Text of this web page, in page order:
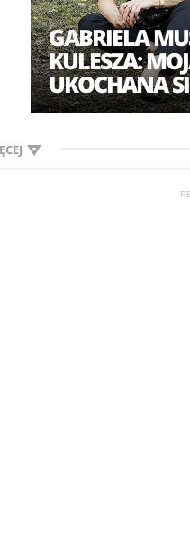
GABRIELA
KULESZA:
UKOCHANA